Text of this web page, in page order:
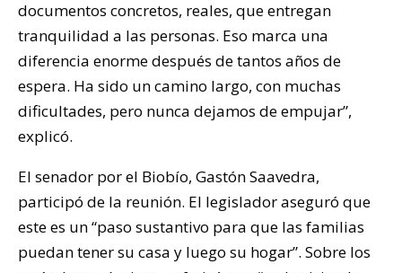
documentos concretos, reales, que entregan
tranquilidad a las personas. Eso marca una
diferencia enorme después de tantos años de
espera. Ha sido un camino largo, con muchas
dificultades, pero nunca dejamos de empujar”,
explicó.
El senador por el Biobío, Gastón Saavedra,
participó de la reunión. El legislador aseguró que
este es un “paso sustantivo para que las familias
puedan tener su casa y luego su hogar”. Sobre los